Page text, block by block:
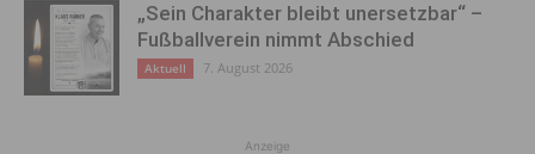
„Sein Charakter bleibt unersetzbar“ –
Fußballverein nimmt Abschied
Aktuell 7. August 2026
Anzeige